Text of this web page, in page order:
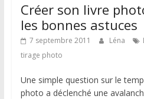
Créer son livre
les bonnes astuces
7 septembre 2011 Léna
tirage photo
Une simple question sur le
photo a déclenché une